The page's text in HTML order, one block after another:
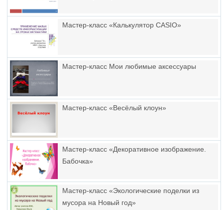
Мастер-класс «Калькулятор CASIO»
Мастер-класс Мои любимые аксессуары
Мастер-класс «Весёлый клоун»
Мастер-класс «Декоративное изображение.
Бабочка»
Мастер-класс «Экологические поделки из
мусора на Новый год»